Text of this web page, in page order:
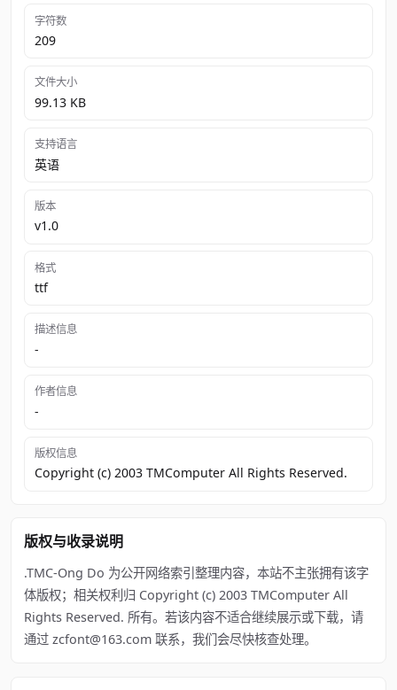
字符数
209
文件大小
99.13 KB
支持语言
英语
版本
v1.0
格式
ttf
描述信息
-
作者信息
-
版权信息
Copyright (c) 2003 TMComputer All Rights Reserved.
版权与收录说明
.TMC-Ong Do 为公开网络索引整理内容，本站不主张拥有该字
体版权；相关权利归 Copyright (c) 2003 TMComputer All
Rights Reserved. 所有。若该内容不适合继续展示或下载，请
通过 zcfont@163.com 联系，我们会尽快核查处理。